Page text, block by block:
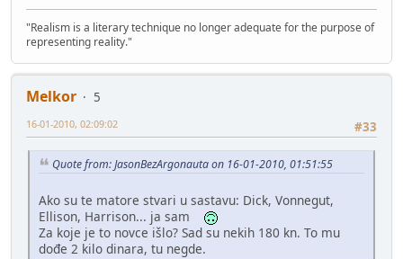
"Realism is a literary technique no longer adequate for the purpose of
representing reality."
Melkor
5
#33
16-01-2010, 02:09:02
Quote from: JasonBezArgonauta on 16-01-2010, 01:51:55
Ako su te matore stvari u sastavu: Dick, Vonnegut,
Ellison, Harrison... ja sam
Za koje je to novce išlo? Sad su nekih 180 kn. To mu
dođe 2 kilo dinara, tu negde.